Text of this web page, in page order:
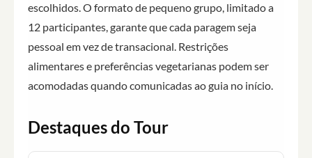
escolhidos. O formato de pequeno grupo, limitado a
12 participantes, garante que cada paragem seja
pessoal em vez de transacional. Restrições
alimentares e preferências vegetarianas podem ser
acomodadas quando comunicadas ao guia no início.
Destaques do Tour